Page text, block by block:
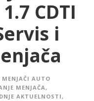
CDTI
i
AUTO
MENJAČA,
AKTUELNOSTI,